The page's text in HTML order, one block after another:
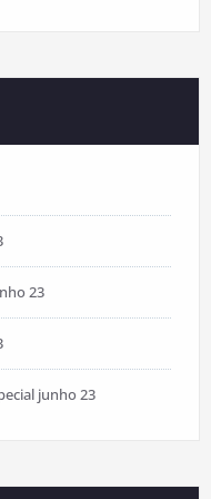
23
junho 23